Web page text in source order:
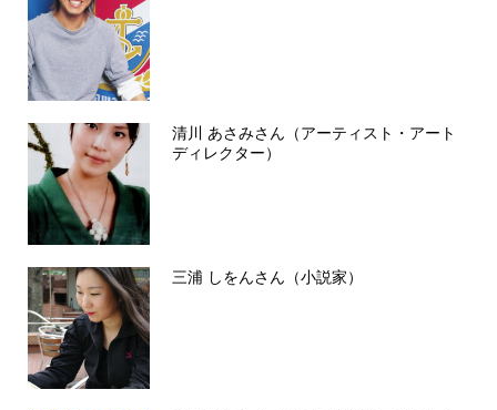
清川 あさみさん（アーティスト・アート
ディレクター）
三浦 しをんさん（小説家）